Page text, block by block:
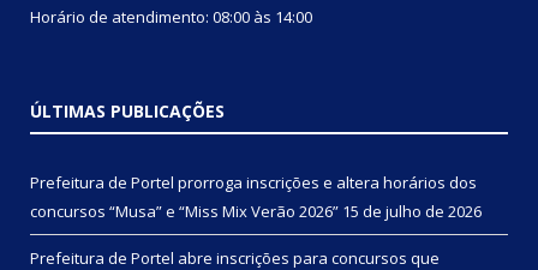
Horário de atendimento: 08:00 às 14:00
ÚLTIMAS PUBLICAÇÕES
Prefeitura de Portel prorroga inscrições e altera horários dos
concursos “Musa” e “Miss Mix Verão 2026” 15 de julho de 2026
Prefeitura de Portel abre inscrições para concursos que